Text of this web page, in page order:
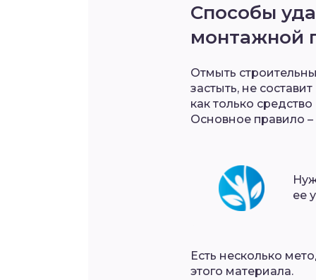
Способы
монтажной
Отмыть
застыть, не
как только
Основное правило –
ее
Есть несколько
этого материала.